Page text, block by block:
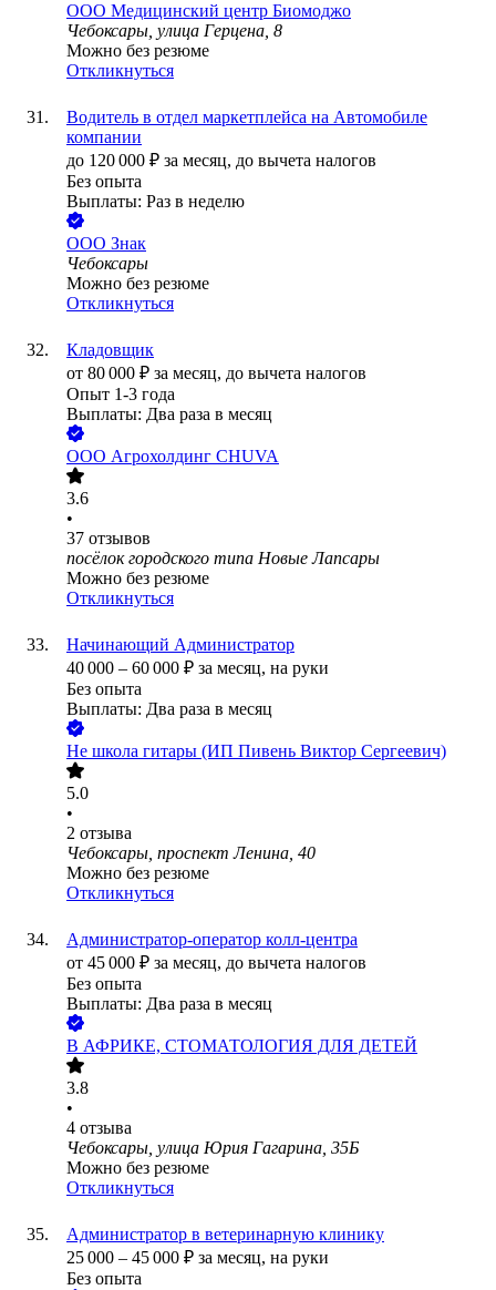
ООО Медицинский центр Биомоджо
Чебоксары, улица Герцена, 8
Можно без резюме
Откликнуться
Водитель в отдел маркетплейса на Автомобиле
компании
до 120 000 ₽ за месяц, до вычета налогов
Без опыта
Выплаты: Раз в неделю
ООО Знак
Чебоксары
Можно без резюме
Откликнуться
Кладовщик
от 80 000 ₽ за месяц, до вычета налогов
Опыт 1-3 года
Выплаты: Два раза в месяц
ООО Агрохолдинг CHUVA
3.6
•
37 отзывов
посёлок городского типа Новые Лапсары
Можно без резюме
Откликнуться
Начинающий Администратор
40 000 – 60 000 ₽ за месяц, на руки
Без опыта
Выплаты: Два раза в месяц
Не школа гитары (ИП Пивень Виктор Сергеевич)
5.0
•
2 отзыва
Чебоксары, проспект Ленина, 40
Можно без резюме
Откликнуться
Администратор-оператор колл-центра
от 45 000 ₽ за месяц, до вычета налогов
Без опыта
Выплаты: Два раза в месяц
В АФРИКЕ, СТОМАТОЛОГИЯ ДЛЯ ДЕТЕЙ
3.8
•
4 отзыва
Чебоксары, улица Юрия Гагарина, 35Б
Можно без резюме
Откликнуться
Администратор в ветеринарную клинику
25 000 – 45 000 ₽ за месяц, на руки
Без опыта